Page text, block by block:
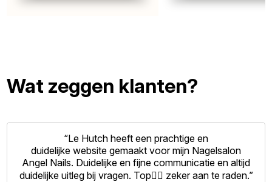
Wat zeggen klanten?
“Le Hutch heeft een prachtige en
duidelijke website gemaakt voor mijn Nagelsalon
Angel Nails. Duidelijke en fijne communicatie en altijd
duidelijke uitleg bij vragen. Top👍🏻 zeker aan te raden.”